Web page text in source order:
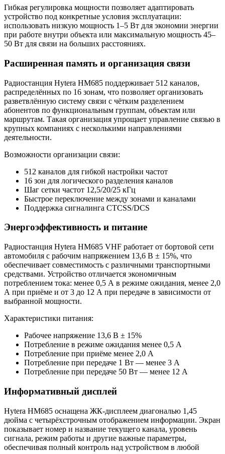
Гибкая регулировка мощности позволяет адаптировать
устройство под конкретные условия эксплуатации:
использовать низкую мощность 1–5 Вт для экономии энергии
при работе внутри объекта или максимальную мощность 45–
50 Вт для связи на больших расстояниях.
Расширенная память и организация связи
Радиостанция Hytera HM685 поддерживает 512 каналов,
распределённых по 16 зонам, что позволяет организовать
разветвлённую систему связи с чётким разделением
абонентов по функциональным группам, объектам или
маршрутам. Такая организация упрощает управление связью в
крупных компаниях с несколькими направлениями
деятельности.
Возможности организации связи:
512 каналов для гибкой настройки частот
16 зон для логического разделения каналов
Шаг сетки частот 12,5/20/25 кГц
Быстрое переключение между зонами и каналами
Поддержка сигналинга CTCSS/DCS
Энергоэффективность и питание
Радиостанция Hytera HM685 VHF работает от бортовой сети
автомобиля с рабочим напряжением 13,6 В ± 15%, что
обеспечивает совместимость с различными транспортными
средствами. Устройство отличается экономичным
потреблением тока: менее 0,5 А в режиме ожидания, менее 2,0
А при приёме и от 3 до 12 А при передаче в зависимости от
выбранной мощности.
Характеристики питания:
Рабочее напряжение 13,6 В ± 15%
Потребление в режиме ожидания менее 0,5 А
Потребление при приёме менее 2,0 А
Потребление при передаче 1 Вт — менее 3 А
Потребление при передаче 50 Вт — менее 12 А
Информативный дисплей
Hytera HM685 оснащена ЖК-дисплеем диагональю 1,45
дюйма с четырёхстрочным отображением информации. Экран
показывает номер и название текущего канала, уровень
сигнала, режим работы и другие важные параметры,
обеспечивая полный контроль над устройством в любой